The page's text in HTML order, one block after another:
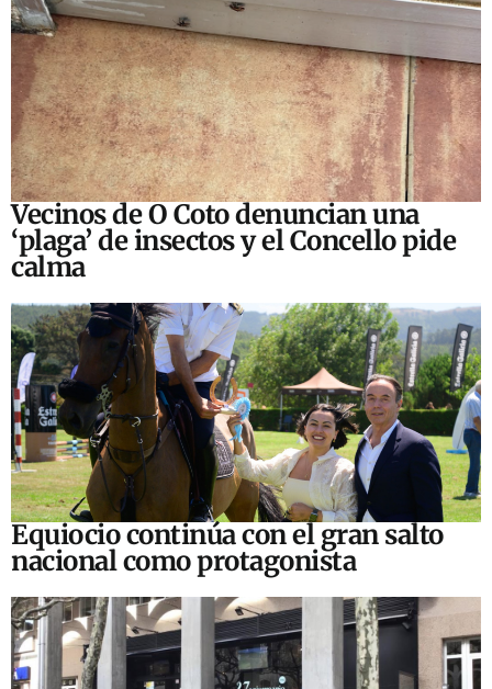
Vecinos de O Coto denuncian una
‘plaga’ de insectos y el Concello pide
calma
Equiocio continúa con el gran salto
nacional como protagonista